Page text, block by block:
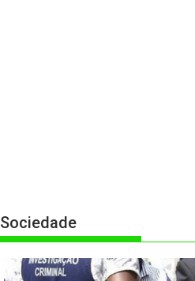
Sociedade